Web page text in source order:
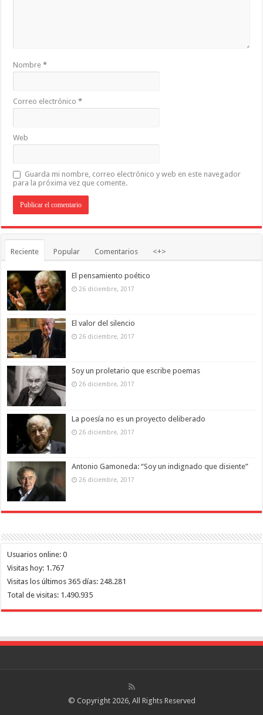
Nombre*
Correo electrónico*
Web
Guarda mi nombre, correo electrónico y web en este navegador
para la próxima vez que comente.
Reciente Popular Comentarios <+>
El pensamiento poético
26 diciembre, 2017
El valor del silencio
26 diciembre, 2017
Soy un proletario que escribe poemas
26 diciembre, 2017
La poesía no es un proyecto deliberado
26 diciembre, 2017
Antonio Gamoneda: “Soy un indignado que disiente”
26 diciembre, 2017
Usuarios online:0
Visitas hoy: 1.767
Visitas los últimos 365 días: 248.281
Total de visitas: 1.490.935
© Copyright 2026, All Rights Reserved